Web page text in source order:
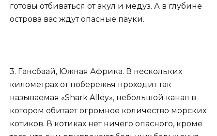
готовы отбиваться от акул и медуз. А в глубине
острова вас ждут опасные пауки.
3. Гансбаай, Южная Африка. В нескольких
километрах от побережья проходит так
называемая «Shark Alley», небольшой канал в
котором обитает огромное количество морских
котиков. В котиках нет ничего опасного, кроме